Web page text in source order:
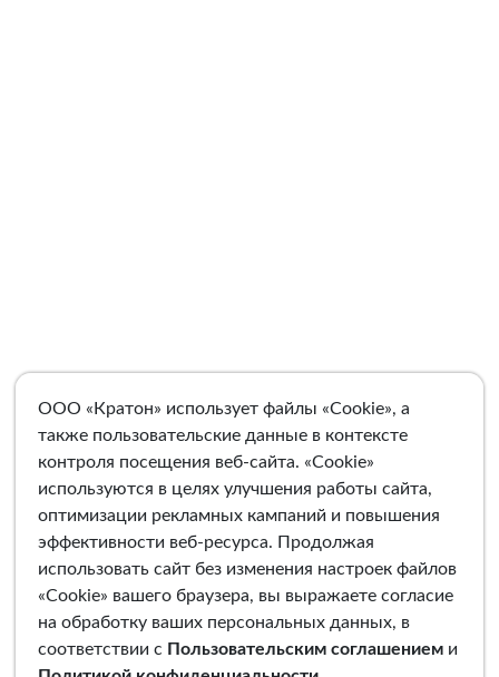
ООО «Кратон» использует файлы «Cookie», а
также пользовательские данные в контексте
контроля посещения веб-сайта. «Cookie»
используются в целях улучшения работы сайта,
оптимизации рекламных кампаний и повышения
эффективности веб-ресурса. Продолжая
использовать сайт без изменения настроек файлов
«Cookie» вашего браузера, вы выражаете согласие
на обработку ваших персональных данных, в
соответствии с Пользовательским соглашением и